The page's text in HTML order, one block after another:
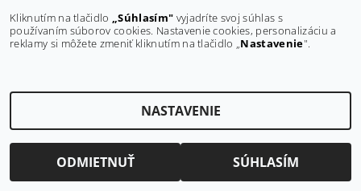
2026 ©RJWC shop, všetky práva vyhradenéUpraviť nastavenie cookies
Vytvoril Shoptet
Kliknutím na tlačidlo „Súhlasím" vyjadríte svoj súhlas s
používaním súborov cookies. Nastavenie cookies, personalizáciu a
reklamy si môžete zmeniť kliknutím na tlačidlo „Nastavenie".
NASTAVENIE
ODMIETNUŤ SÚHLASÍM